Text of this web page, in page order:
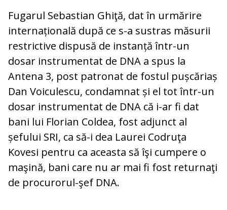
Fugarul Sebastian Ghiţă, dat în urmărire
internațională după ce s-a sustras măsurii
restrictive dispusă de instanță într-un
dosar instrumentat de DNA a spus la
Antena 3, post patronat de fostul pușcăriaș
Dan Voiculescu, condamnat și el tot într-un
dosar instrumentat de DNA că i-ar fi dat
bani lui Florian Coldea, fost adjunct al
șefului SRI, ca să-i dea Laurei Codruţa
Kovesi pentru ca aceasta să îşi cumpere o
maşină, bani care nu ar mai fi fost returnaţi
de procurorul-şef DNA.